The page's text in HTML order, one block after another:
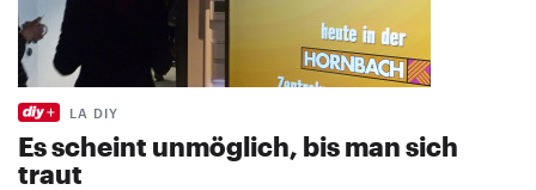
LA DIY
Es scheint unmöglich, bis man sich
traut